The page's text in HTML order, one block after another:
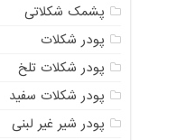
پشمک شکلاتی
پودر شکلات
پودر شکلات تلخ
پودر شکلات سفید
پودر شیر غیر لبنی